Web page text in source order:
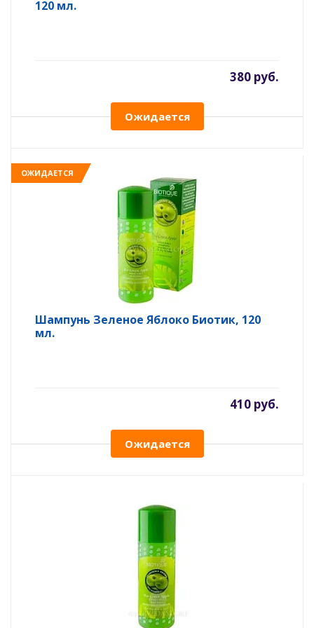
120 мл.
380 руб.
Ожидается
ОЖИДАЕТСЯ
Шампунь Зеленое Яблоко Биотик, 120
мл.
410 руб.
Ожидается